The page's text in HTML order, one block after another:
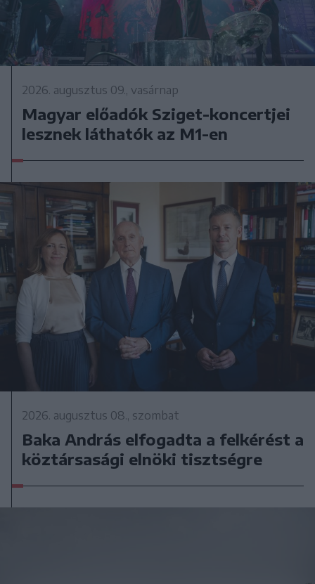
2026. augusztus 09., vasárnap
Magyar előadók Sziget-koncertjei
lesznek láthatók az M1-en
2026. augusztus 08., szombat
Baka András elfogadta a felkérést a
köztársasági elnöki tisztségre